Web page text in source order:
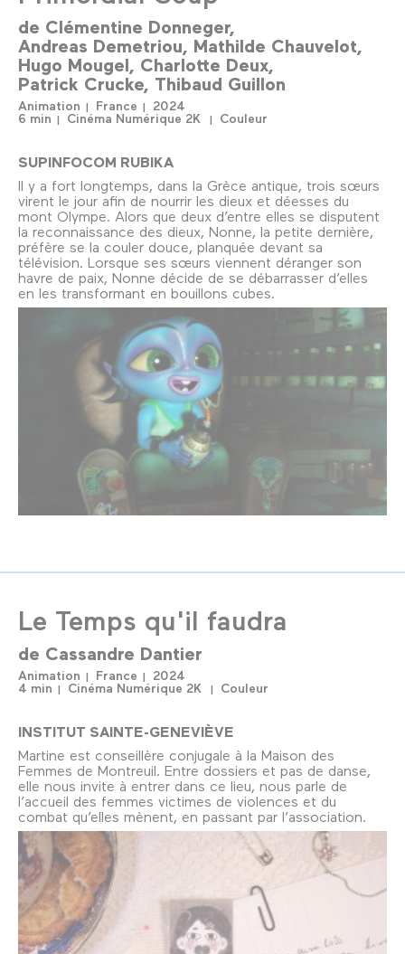
de Clémentine Donneger
Andreas Demetriou Mathilde Chauvelot
Hugo Mougel Charlotte Deux
Patrick Crucke Thibaud Guillon
Animation France
2024
6 min
Cinéma Numérique 2K Couleur
SUPINFOCOM RUBIKA
Il y a fort longtemps, dans la Grèce antique, trois sœurs
virent le jour afin de nourrir les dieux et déesses du
mont Olympe. Alors que deux d’entre elles se disputent
la reconnaissance des dieux, Nonne, la petite dernière,
préfère se la couler douce, planquée devant sa
télévision. Lorsque ses sœurs viennent déranger son
havre de paix, Nonne décide de se débarrasser d’elles
en les transformant en bouillons cubes.
Le Temps qu'il faudra
de Cassandre Dantier
Animation France
2024
4 min
Cinéma Numérique 2K Couleur
INSTITUT SAINTE-GENEVIÈVE
Martine est conseillère conjugale à la Maison des
Femmes de Montreuil. Entre dossiers et pas de danse,
elle nous invite à entrer dans ce lieu, nous parle de
l’accueil des femmes victimes de violences et du
combat qu’elles mènent, en passant par l’association.